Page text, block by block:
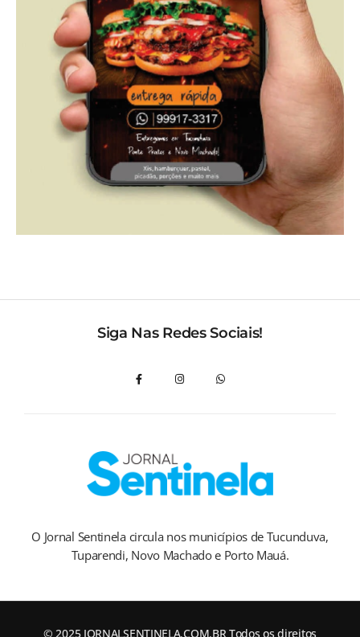
Siga Nas Redes Sociais!
O Jornal Sentinela circula nos municípios de Tucunduva,
Tuparendi, Novo Machado e Porto Mauá.
© 2025 JORNALSENTINELA.COM.BR Todos os direitos